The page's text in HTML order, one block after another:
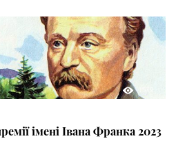
імені Івана Франка 2023